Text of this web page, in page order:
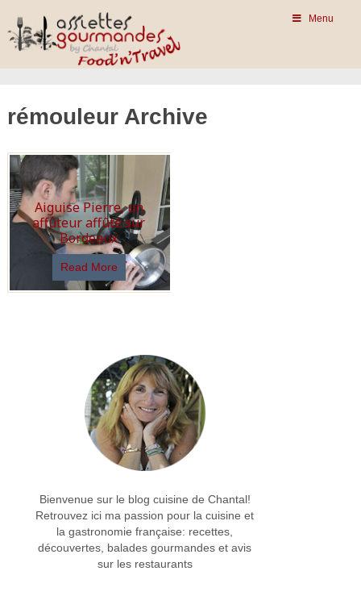
Menu
rémouleur Archive
Aiguise Pierre, un
affûteur affûté sur
Bordeaux
Read More
Bienvenue sur le blog cuisine de Chantal!
Retrouvez ici ma passion pour la cuisine et
la gastronomie française: recettes,
découvertes, balades gourmandes et avis
sur les restaurants